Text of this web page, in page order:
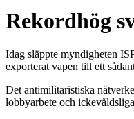
Rekordhög
Idag släppte myndigheten
exporterat vapen till ett
Det antimilitaristiska
lobbyarbete och